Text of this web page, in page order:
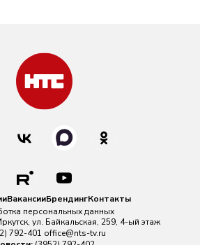
ВакансииБрендингКонтакты
персональных данных
ул. Байкальская, 259, 4-ый этаж
792-401 office@nts-tv.ru